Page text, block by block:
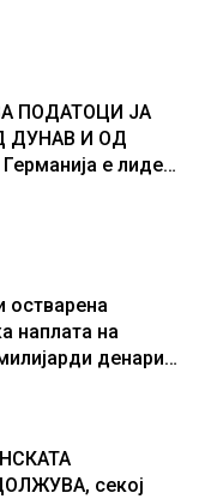
го
што го
ПОДАТОЦИ ЈА
ДУНАВ И ОД
е лидер
остварена
наплата на
денари
секој